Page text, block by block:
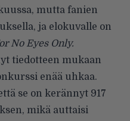
mutta fanien
ja elokuvalle on
No Eyes Only.
tiedotteen mukaan
enää uhkaa.
se on kerännyt 917
mikä auttaisi